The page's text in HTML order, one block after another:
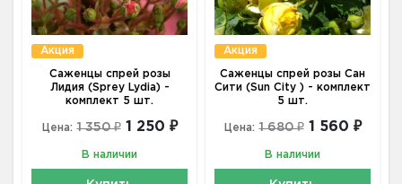
Акция
Саженцы спрей розы
Лидия (Sprey Lydia) -
комплект 5 шт.
Цена: 1 350 ₽ 1 250 ₽
В наличии
Акция
Саженцы спрей розы Сан
Сити (Sun City ) - комплект
5 шт.
Цена: 1 680 ₽ 1 560 ₽
В наличии